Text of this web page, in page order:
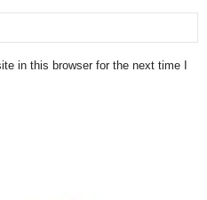
in this browser for the next time I